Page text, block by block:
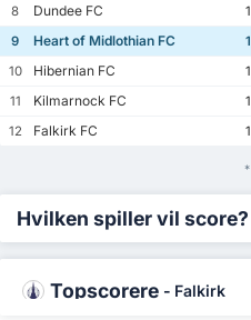
8
Dundee FC 1
9
Heart of Midlothian FC 1
10
Hibernian FC 1
11
Kilmarnock FC 1
12
Falkirk FC 1
*
Hvilken spiller vil score?
Topscorere - Falkirk